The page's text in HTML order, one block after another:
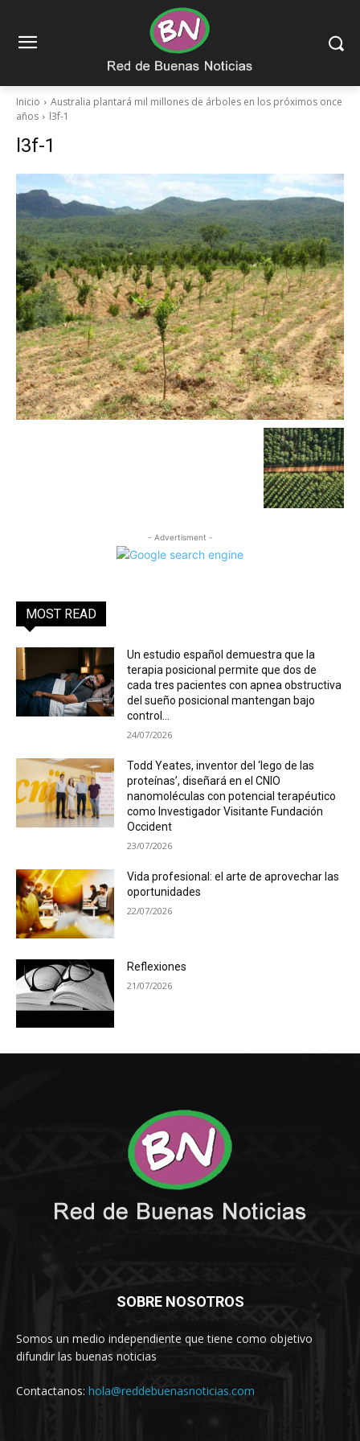
Inicio
Australia plantará mil millones de árboles en los próximos once
años
l3f-1
l3f-1
- Advertisment -
MOST READ
Un estudio español demuestra que la
terapia posicional permite que dos de
cada tres pacientes con apnea obstructiva
del sueño posicional mantengan bajo
control...
24/07/2026
Todd Yeates, inventor del ‘lego de las
proteínas’, diseñará en el CNIO
nanomoléculas con potencial terapéutico
como Investigador Visitante Fundación
Occident
23/07/2026
Vida profesional: el arte de aprovechar las
oportunidades
22/07/2026
Reflexiones
21/07/2026
SOBRE NOSOTROS
Somos un medio independiente que tiene como objetivo
difundir las buenas noticias
Contactanos: hola@reddebuenasnoticias.com